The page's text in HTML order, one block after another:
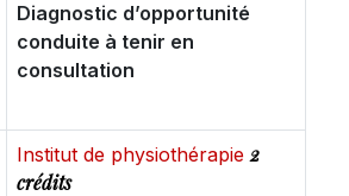
Diagnostic d’opportunité
conduite à tenir en
consultation
Institut de physiothérapie2
crédits